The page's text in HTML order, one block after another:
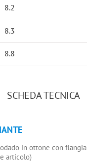
8.2
8.3
8.8
SCHEDA TECNICA
in ottone con
articolo)